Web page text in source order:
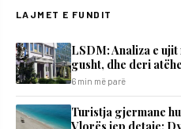
LAJMET E FUNDIT
LSDM: Analiza e
gusht, dhe deri
6 min më parë
Turistja gjermane
Vlorës jep detaje: